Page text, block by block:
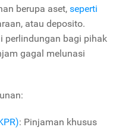
berupa aset, seperti
atau deposito.
perlindungan bagi pihak
gagal melunasi
: Pinjaman khusus